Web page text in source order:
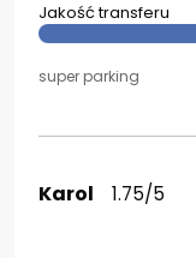
Jakość transferu
super parking
Karol 1.75/5